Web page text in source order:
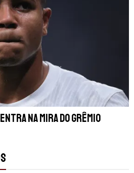
na mira do Grêmio